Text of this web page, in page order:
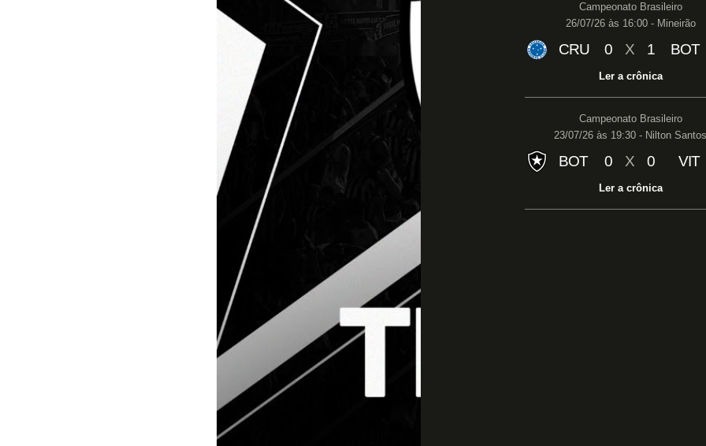
Campeonato Brasileiro
26/07/26 às 16:00 - Mineirão
CRU 0 X 1 BOT
Ler a crônica
Campeonato Brasileiro
23/07/26 às 19:30 - Nilton Santos
BOT 0 X 0 VIT
Ler a crônica